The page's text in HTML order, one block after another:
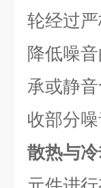
轮经过
降低噪
承或静
收部分
散热与